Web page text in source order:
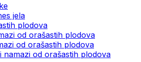
jela
plodova
od orašastih plodova
od orašastih plodova
namazi od orašastih plodova